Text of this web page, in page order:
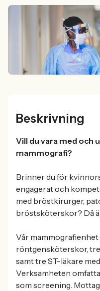
Beskrivning
Vill du vara med
mammografi?
Brinner du för
engagerat och
med bröstkirurger,
bröstsköterskor? Då
Vår mammografienhet
röntgensköterskor,
samt tre ST-läkare
Verksamheten
som screening.